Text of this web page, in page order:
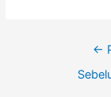
←